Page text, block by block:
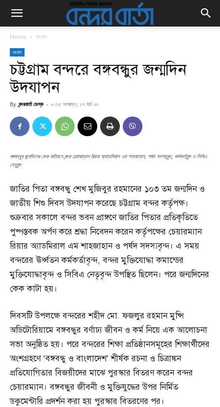
Home সংবাদ
সংবাদ
চট্টগ্রাম বন্দরে বঙ্গবন্ধুর জন্মদিন
উদযাপন
By বন্দরবার্তা ডেস্ক - ৮:৩৫ অপরাহ্ন, ১৭ মার্চ ২৩
বঙ্গবন্ধুর জন্মদিনের কেক কাটছেন বন্দর চেয়ারম্যান রিয়ার অ্যাডমিরাল এম শাহজাহান, পর্ষদ সদস্যবৃন্দ, কর্মকর্তাবৃন্দ ও সিবিএ
নেতৃবৃন্দ
জাতির পিতা বঙ্গবন্ধু শেখ মুজিবুর রহমানের ১০৩ তম জন্মদিন ও
জাতীয় শিশু দিবস উদযাপন করেছে চট্টগ্রাম বন্দর কর্তৃপক্ষ।
শুক্রবার সকালে বন্দর ভবন প্রাঙ্গণে জাতির পিতার প্রতিকৃতিতে
পুষ্পস্তবক অর্পণ করে শ্রদ্ধা নিবেদন করেন কর্তৃপক্ষের চেয়ারম্যান
রিয়ার অ্যাডমিরাল এম শাহজাহান ও পর্ষদ সদস্যবৃন্দ। এ সময়
বন্দরের ঊর্ধ্বতন কর্মকর্তাবৃন্দ, বন্দর মুক্তিযোদ্ধা কমান্ডের
মুক্তিযোদ্ধাবৃন্দ ও সিবিএ নেতৃবৃন্দ উপস্থিত ছিলেন। পরে জন্মদিনের
কেক কাটা হয়।
দিবসটি উপলক্ষে বন্দরের শহীদ মো. ফজলুর রহমান মুন্সি
অডিটোরিয়ামে বঙ্গবন্ধুর বর্ণাঢ্য জীবন ও কর্ম নিয়ে এক আলোচনা
সভা অনুষ্ঠিত হয়। পরে বন্দরের শিক্ষা প্রতিষ্ঠানসমূহের শিক্ষার্থীদের
অংশগ্রহণে ‘বঙ্গবন্ধু ও বাংলাদেশ’ শীর্ষক রচনা ও চিত্রাঙ্কন
প্রতিযোগিতার বিজয়ীদের মাঝে পুরস্কার বিতরণ করেন বন্দর
চেয়ারম্যান। বঙ্গবন্ধুর জীবনী ও মুক্তিযুদ্ধের উপর নির্মিত
ডকুমেন্টারি প্রদর্শন করা হয় পুরস্কার বিতরণের পর।